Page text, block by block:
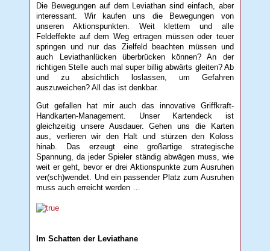
Die Bewegungen auf dem Leviathan sind einfach, aber
interessant. Wir kaufen uns die Bewegungen von
unseren Aktionspunkten. Weit klettern und alle
Feldeffekte auf dem Weg ertragen müssen oder teuer
springen und nur das Zielfeld beachten müssen und
auch Leviathanlücken überbrücken können? An der
richtigen Stelle auch mal super billig abwärts gleiten? Ab
und zu absichtlich loslassen, um Gefahren
auszuweichen? All das ist denkbar.
Gut gefallen hat mir auch das innovative Griffkraft-
Handkarten-Management. Unser Kartendeck ist
gleichzeitig unsere Ausdauer. Gehen uns die Karten
aus, verlieren wir den Halt und stürzen den Koloss
hinab. Das erzeugt eine großartige strategische
Spannung, da jeder Spieler ständig abwägen muss, wie
weit er geht, bevor er drei Aktionspunkte zum Ausruhen
ver(sch)wendet. Und ein passender Platz zum Ausruhen
muss auch erreicht werden …
Im Schatten der Leviathane